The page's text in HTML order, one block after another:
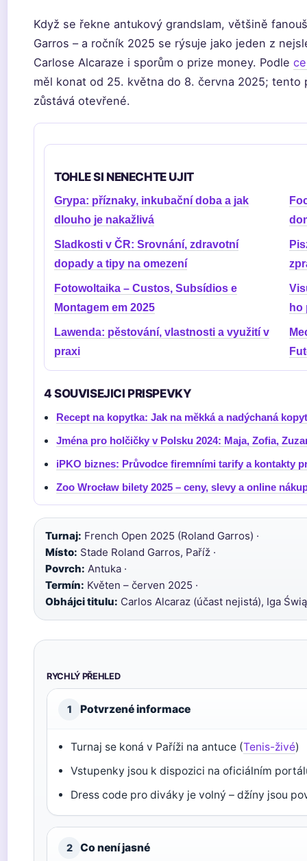
Když se řekne antukový grandslam, většině
Garros – a ročník 2025 se rýsuje jako jeden z
Carlose Alcaraze i sporům o prize money. Podle
měl konat od 25. května do 8. června 2025;
zůstává otevřené.
TOHLE SI NENECHTE UJIT
Grypa: příznaky, inkubační doba a jak
dlouho je nakažlivá
Sladkosti v ČR: Srovnání, zdravotní
dopady a tipy na omezení
Fotowoltaika – Custos, Subsídios e
Montagem em 2025
ho
Lawenda: pěstování, vlastnosti a využití v
praxi
4 SOUVISEJICI PRISPEVKY
Recept na kopytka: Jak na měkká a nadýchaná
Jména pro holčičky v Polsku 2024: Maja, Zofia,
iPKO biznes: Průvodce firemními tarify a kontakty
Zoo Wrocław bilety 2025 – ceny, slevy a online
Turnaj: French Open 2025 (Roland Garros) ·
Místo: Stade Roland Garros, Paříž ·
Povrch: Antuka ·
Termín: Květen – červen 2025 ·
Obhájci titulu: Carlos Alcaraz (účast nejistá), Iga
RYCHLÝ PŘEHLED
1 Potvrzené informace
Turnaj se koná v Paříži na antuce (Tenis-živé)
Vstupenky jsou k dispozici na oficiálním
Dress code pro diváky je volný – džíny jsou
2 Co není jasné